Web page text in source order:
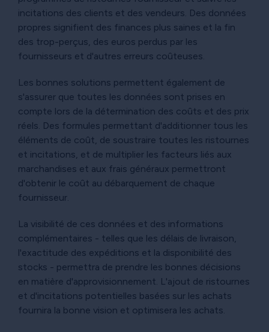
incitations des clients et des vendeurs. Des données
propres signifient des finances plus saines et la fin
des trop-perçus, des euros perdus par les
fournisseurs et d'autres erreurs coûteuses.
Les bonnes solutions permettent également de
s'assurer que toutes les données sont prises en
compte lors de la détermination des coûts et des prix
réels. Des formules permettant d'additionner tous les
éléments de coût, de soustraire toutes les ristournes
et incitations, et de multiplier les facteurs liés aux
marchandises et aux frais généraux permettront
d'obtenir le coût au débarquement de chaque
fournisseur.
La visibilité de ces données et des informations
complémentaires - telles que les délais de livraison,
l'exactitude des expéditions et la disponibilité des
stocks - permettra de prendre les bonnes décisions
en matière d'approvisionnement. L'ajout de ristournes
et d'incitations potentielles basées sur les achats
fournira la bonne vision et optimisera les achats.